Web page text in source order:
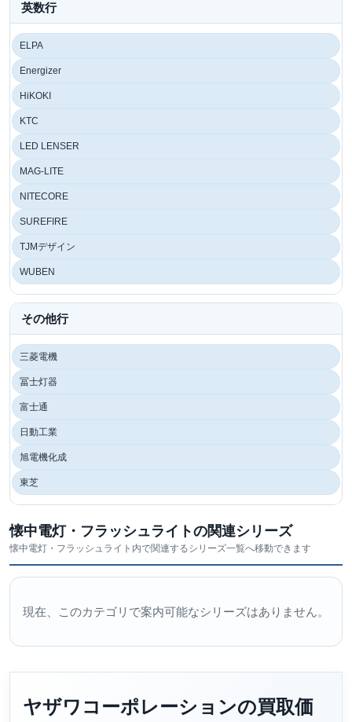
英数行
ELPA
Energizer
HiKOKI
KTC
LED LENSER
MAG-LITE
NITECORE
SUREFIRE
TJMデザイン
WUBEN
その他行
三菱電機
冨士灯器
富士通
日動工業
旭電機化成
東芝
懐中電灯・フラッシュライトの関連シリーズ
懐中電灯・フラッシュライト内で関連するシリーズ一覧へ移動できます
現在、このカテゴリで案内可能なシリーズはありません。
ヤザワコーポレーションの買取価